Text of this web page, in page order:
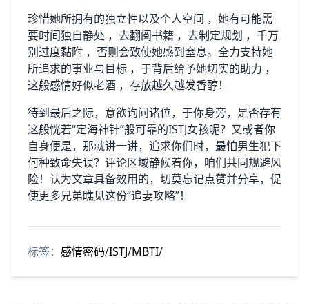
珍惜她所拥有的独立性以及个人空间 ，她有可能需
要时间独自静处 ，去翻阅书籍 ，去制定规划 ，千万
别过度黏附 ，否则会致使她感到窒息。全力支持她
所追求的事业与目标 ，于背后给予她切实的助力 ，
这般感情好似老酒 ，存放越久越发香醇！
待到最后之际，意欲询问诸位，于你身旁，是否存有
这般恍若“定海神针”般可靠的ISTJ女孩呢？又或者你
自身便是，那就讲一讲，追求你们时，最怕男生犯下
何种致命失误？评论区域静候着你，咱们共同规避风
险！认为文章具备效用的，切莫忘记点赞并分享，促
使更多兄弟瞧见这份“追妻攻略”！
标签： 感情密码/ISTJ/MBTI/